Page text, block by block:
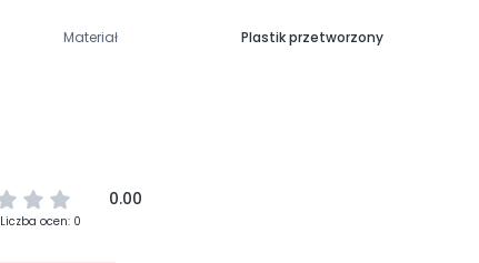
Materiał Plastik przetworzony
0.00
Liczba ocen: 0